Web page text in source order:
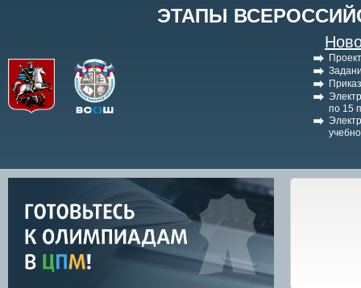
ЭТАПЫ
по 15